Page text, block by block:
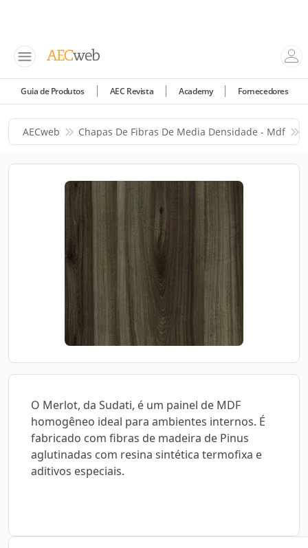
Guia de Produtos AEC Revista Academy Fornecedores
AECweb Chapas De Fibras De Media Densidade - Mdf
O Merlot, da Sudati, é um painel de MDF
homogêneo ideal para ambientes internos. É
fabricado com fibras de madeira de Pinus
aglutinadas com resina sintética termofixa e
aditivos especiais.